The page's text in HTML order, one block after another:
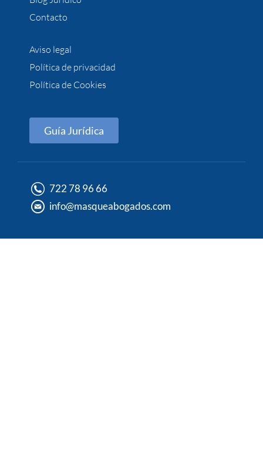
Contacto
Aviso legal
Política de privacidad
Política de Cookies
Guía Jurídica
722 78 96 66
info@masqueabogados.com